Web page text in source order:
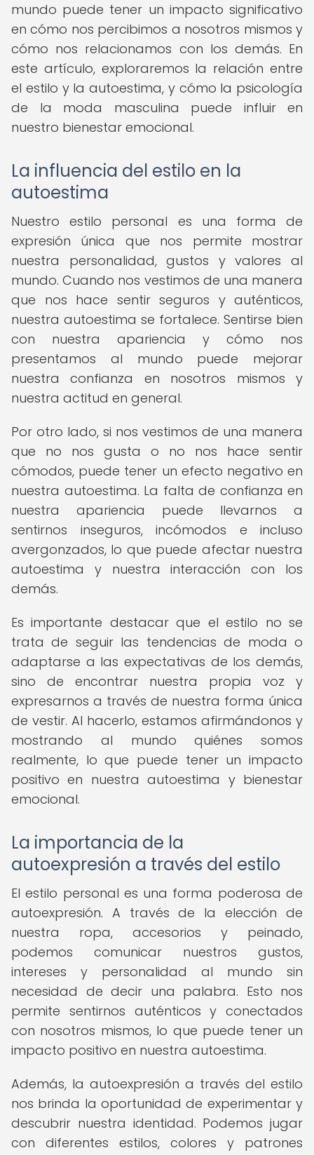
mundo puede tener un impacto significativo
en cómo nos percibimos a nosotros mismos y
cómo nos relacionamos con los demás. En
este artículo, exploraremos la relación entre
el estilo y la autoestima, y cómo la psicología
de la moda masculina puede influir en
nuestro bienestar emocional.
La influencia del estilo en la
autoestima
Nuestro estilo personal es una forma de
expresión única que nos permite mostrar
nuestra personalidad, gustos y valores al
mundo. Cuando nos vestimos de una manera
que nos hace sentir seguros y auténticos,
nuestra autoestima se fortalece. Sentirse bien
con nuestra apariencia y cómo nos
presentamos al mundo puede mejorar
nuestra confianza en nosotros mismos y
nuestra actitud en general.
Por otro lado, si nos vestimos de una manera
que no nos gusta o no nos hace sentir
cómodos, puede tener un efecto negativo en
nuestra autoestima. La falta de confianza en
nuestra apariencia puede llevarnos a
sentirnos inseguros, incómodos e incluso
avergonzados, lo que puede afectar nuestra
autoestima y nuestra interacción con los
demás.
Es importante destacar que el estilo no se
trata de seguir las tendencias de moda o
adaptarse a las expectativas de los demás,
sino de encontrar nuestra propia voz y
expresarnos a través de nuestra forma única
de vestir. Al hacerlo, estamos afirmándonos y
mostrando al mundo quiénes somos
realmente, lo que puede tener un impacto
positivo en nuestra autoestima y bienestar
emocional.
La importancia de la
autoexpresión a través del estilo
El estilo personal es una forma poderosa de
autoexpresión. A través de la elección de
nuestra ropa, accesorios y peinado,
podemos comunicar nuestros gustos,
intereses y personalidad al mundo sin
necesidad de decir una palabra. Esto nos
permite sentirnos auténticos y conectados
con nosotros mismos, lo que puede tener un
impacto positivo en nuestra autoestima.
Además, la autoexpresión a través del estilo
nos brinda la oportunidad de experimentar y
descubrir nuestra identidad. Podemos jugar
con diferentes estilos, colores y patrones